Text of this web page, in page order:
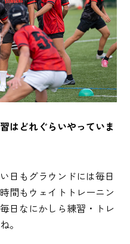
はどれぐらいやっていま
日もグラウンドには毎日
間もウェイトトレーニン
日なにかしら練習・トレ
。